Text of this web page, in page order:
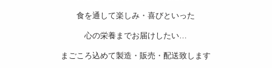
食を通して楽しみ・喜びといった
心の栄養までお届けしたい…
まごころ込めて製造・販売・配送致します